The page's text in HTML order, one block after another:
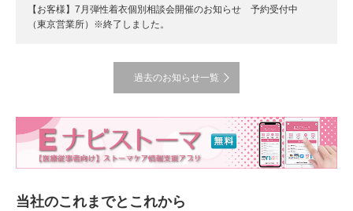
【お客様】7月弾性着衣個別相談会開催のお知らせ 予約受付中
（東京営業所）※終了しました。
過去のお知らせ一覧
当社のこれまでとこれから